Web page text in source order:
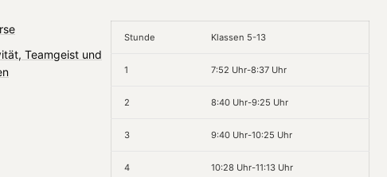
Teamgeist und
Stunde Klassen 5-13
1 7:52 Uhr-8:37 Uhr
2 8:40 Uhr-9:25 Uhr
3 9:40 Uhr-10:25 Uhr
4 10:28 Uhr-11:13 Uhr